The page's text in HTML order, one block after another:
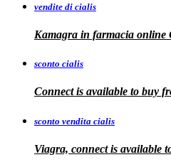
vendite di cialis
Kamagra in farmacia online
sconto cialis
Connect is available to buy
sconto vendita cialis
Viagra, connect is available